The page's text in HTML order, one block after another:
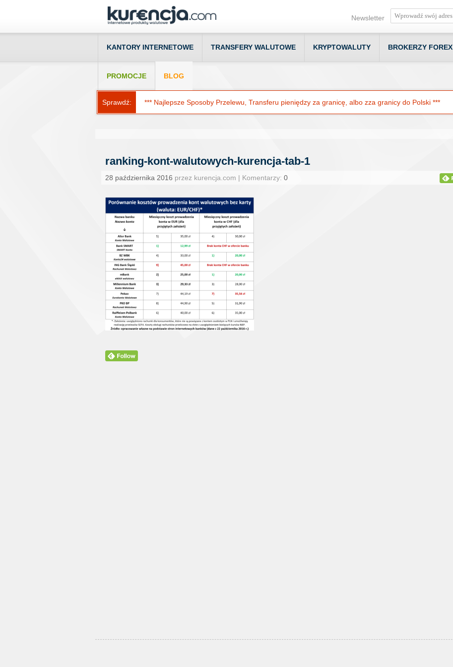
Newsletter
KANTORY INTERNETOWE TRANSFERY WALUTOWE KRYPTOWALUTY BROKERZY FOREX
PROMOCJE BLOG
Sprawdź: *** Najlepsze Sposoby Przelewu, Transferu pieniędzy za granicę, albo zza granicy do Polski ***
ranking-kont-walutowych-kurencja-tab-1
28 października 2016 przez kurencja.com | Komentarzy: 0